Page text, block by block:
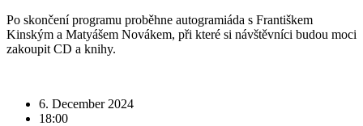
Po skončení programu proběhne autogramiáda s Františkem
Kinským a Matyášem Novákem, při které si návštěvníci budou moci
zakoupit CD a knihy.
6. December 2024
18:00